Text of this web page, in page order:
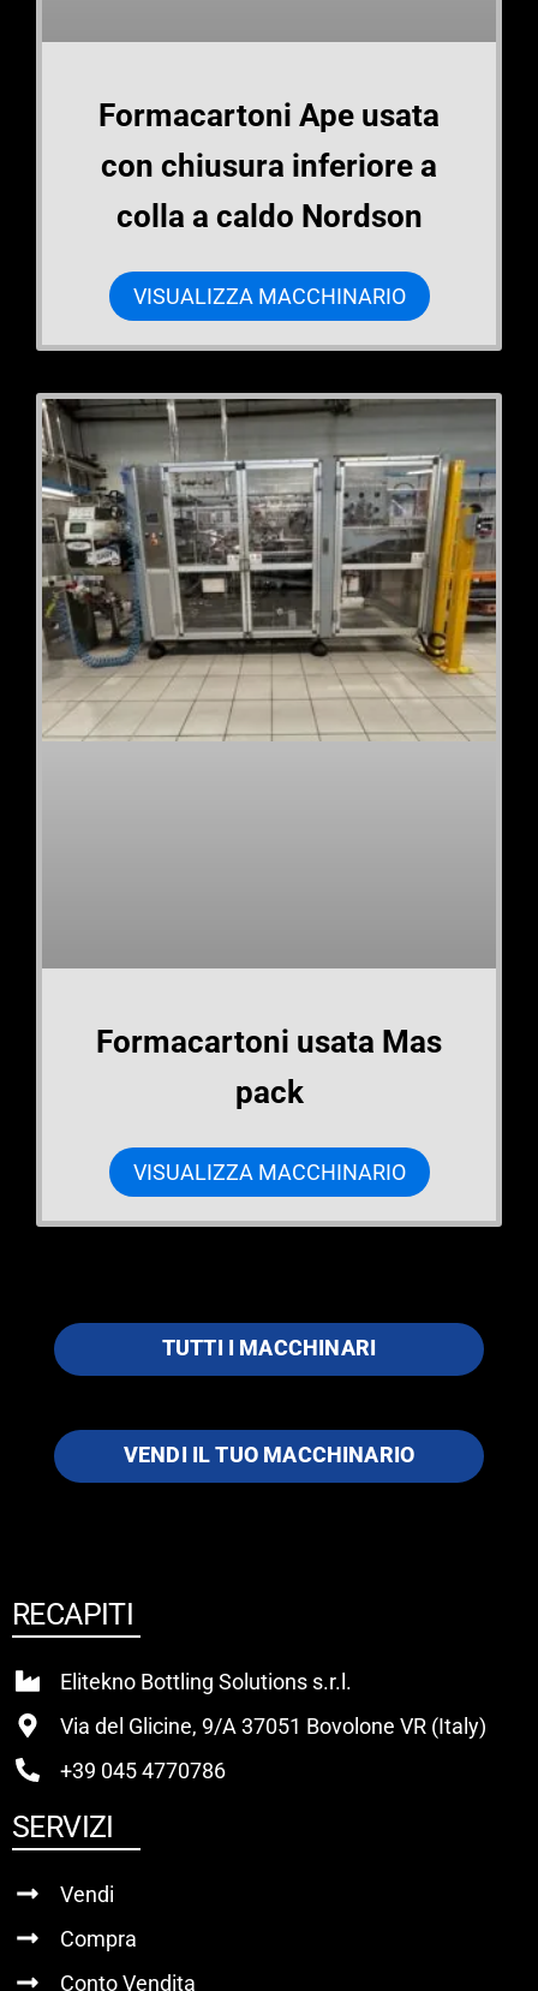
Formacartoni Ape usata
con chiusura inferiore a
colla a caldo Nordson
VISUALIZZA MACCHINARIO
Formacartoni usata Mas
pack
VISUALIZZA MACCHINARIO
TUTTI I MACCHINARI
VENDI IL TUO MACCHINARIO
RECAPITI
Elitekno Bottling Solutions s.r.l.
Via del Glicine, 9/A 37051 Bovolone VR (Italy)
+39 045 4770786
SERVIZI
Vendi
Compra
Conto Vendita